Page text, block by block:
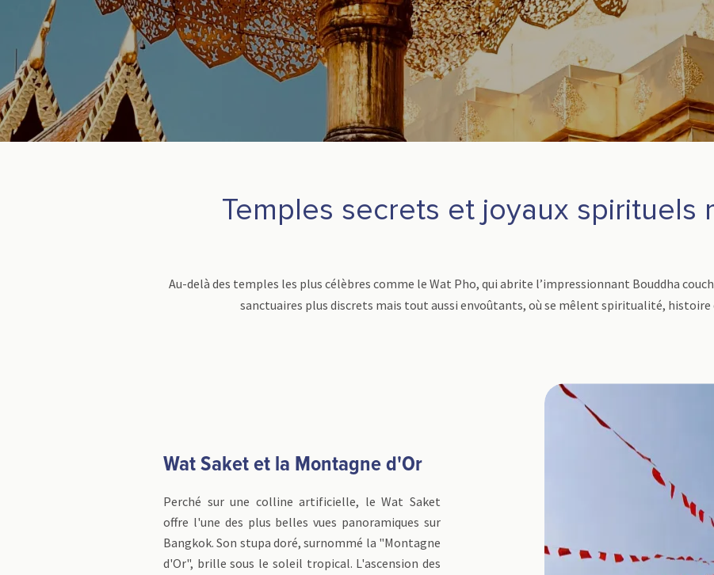
Temples secrets et joyaux spirituels
Au-delà des temples les plus célèbres comme le Wat Pho, qui abrite l’impressionnant Bouddha
sanctuaires plus discrets mais tout aussi envoûtants, où se mêlent spiritualité,
Wat Saket et la Montagne d'Or
Perché sur une colline artificielle, le Wat Saket
offre l'une des plus belles vues panoramiques sur
Bangkok. Son stupa doré, surnommé la "Montagne
d'Or", brille sous le soleil tropical. L'ascension des